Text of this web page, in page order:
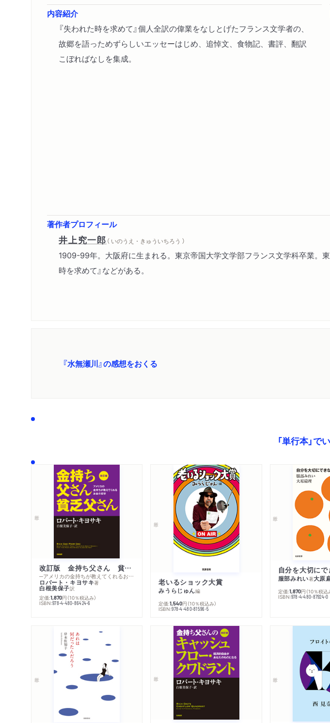
内容紹介
『失われた時を求めて』個人全訳の偉業をなしとげたフランス文学者の、
故郷を語っためずらしいエッセーはじめ、追悼文、食物記、書評、翻訳
こぼればなしを集成。
著作者プロフィール
井上究一郎 （ いのうえ・きゅういちろう ）
1909-99年。大阪府に生まれる。東京帝国大学文学部フランス文学科卒業。東
時を求めて』などがある。
『水無瀬川』の感想をおくる
「単行本」で
改訂版 金持ち父さん 貧乏父さん
─アメリカの金持ちが教えてくれるお金の哲学
ロバート・キヨサキ著
白根美保子訳
定価:1,870円 （10％税込み）
ISBN:978-4-480-86424-6
老いるショック大賞
みうらじゅん編
定価:1,540円 （10％税込み）
ISBN:978-4-480-81596-5
服部みれい著大原
定価:1,870円 （10％税込
ISBN:978-4-480-87924-0